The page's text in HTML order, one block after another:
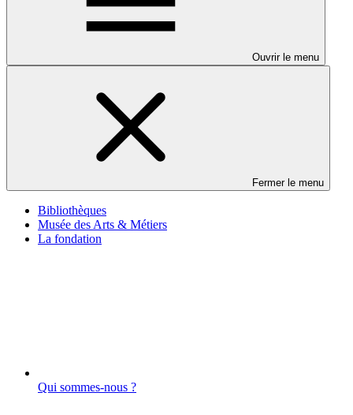
Ouvrir le menu
Fermer le menu
Bibliothèques
Musée des Arts & Métiers
La fondation
Qui sommes-nous ?